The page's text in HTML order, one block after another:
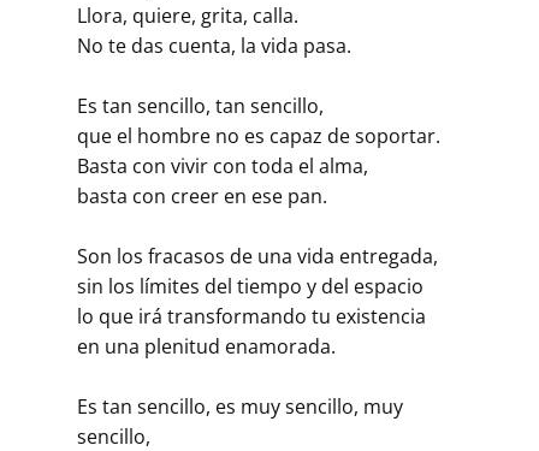
Llora, quiere, grita, calla.
No te das cuenta, la vida pasa.
Es tan sencillo, tan sencillo,
que el hombre no es capaz de soportar.
Basta con vivir con toda el alma,
basta con creer en ese pan.
Son los fracasos de una vida entregada,
sin los límites del tiempo y del espacio
lo que irá transformando tu existencia
en una plenitud enamorada.
Es tan sencillo, es muy sencillo, muy
sencillo,